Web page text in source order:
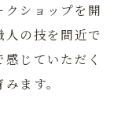
ショップを開
の技を間近で
じていただく
ます。